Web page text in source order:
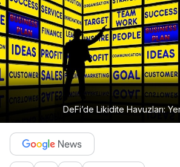
DeFi’de Likidite Havuzları: